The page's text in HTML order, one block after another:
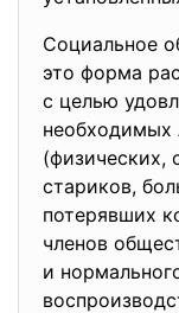
Социальное
это форма
с целью
необходимых
(физических,
стариков,
потерявших
членов
и